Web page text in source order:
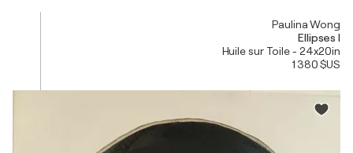
Paulina Wong
Ellipses I
Huile sur Toile - 24x20in
1 380 $US